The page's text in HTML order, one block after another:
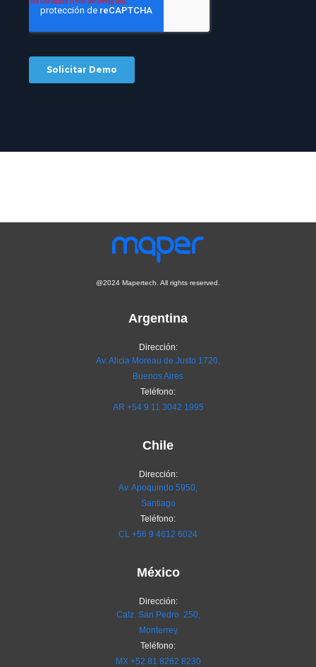
@2024 Mapertech. All rights reserved.
Argentina
Dirección:
Av. Alicia Moreau de Justo 1720,
Buenos Aires
Teléfono:
AR +54 9 11 3042 1995
Chile
Dirección:
Av. Apoquindo 5950,
Santiago
Teléfono:
CL +56 9 4612 6024
México
Dirección:
Calz. San Pedro 250,
Monterrey
Teléfono:
MX +52 81 8262 8230